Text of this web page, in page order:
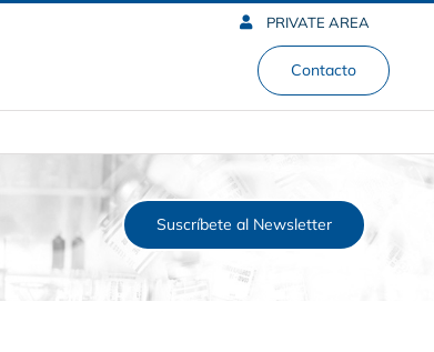
PRIVATE AREA
Contacto
Suscríbete al Newsletter